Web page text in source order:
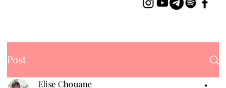
Post
Elise Chouane